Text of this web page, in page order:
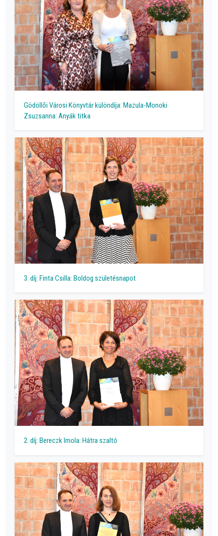
Gödöllői Városi Könyvtár különdíja: Mazula-Monoki
Zsuzsanna: Anyák titka
3. díj: Finta Csilla: Boldog születésnapot
2. díj: Bereczk Imola: Hátra szaltó